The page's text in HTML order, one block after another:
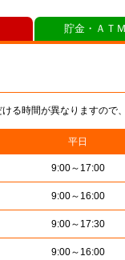
る時間が異なりますので
平日
9:00～17:00
9:00～16:00
9:00～17:30
9:00～16:00
貯金・ＡＴ